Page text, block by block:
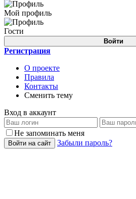
Мой профиль
Гости
Войти
Регистрация
О проекте
Правила
Контакты
Сменить тему
Вход в аккаунт
Не запоминать меня
Войти на сайт Забыли пароль?